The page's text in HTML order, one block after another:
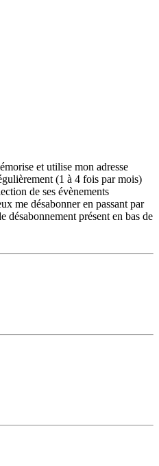
et utilise mon adresse
(1 à 4 fois par mois)
de ses évènements
me désabonner en passant par
désabonnement présent en bas de